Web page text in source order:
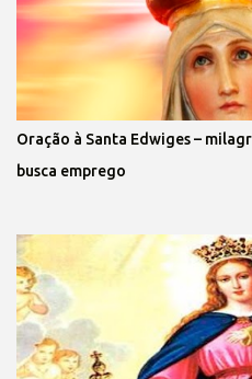
Oração à Santa Edwiges –
busca emprego